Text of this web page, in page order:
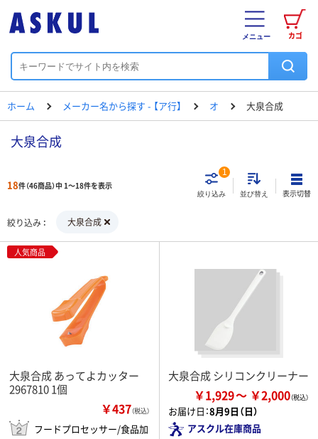
カゴ
メニュー
ホーム メーカー名から探す - 【ア行】 オ 大泉合成
大泉合成
18件（46商品）中 1～18件を表示
絞り込み
1
並び替え 表示切替
絞り込み 大泉合成
人気商品
大泉合成 あってよカッター
2967810 1個
￥437（税込）
フードプロセッサー/食品加
大泉合成 シリコンクリーナー
￥1,929 ￥2,000
お届け日：8月9日（日）
アスクル在庫商品